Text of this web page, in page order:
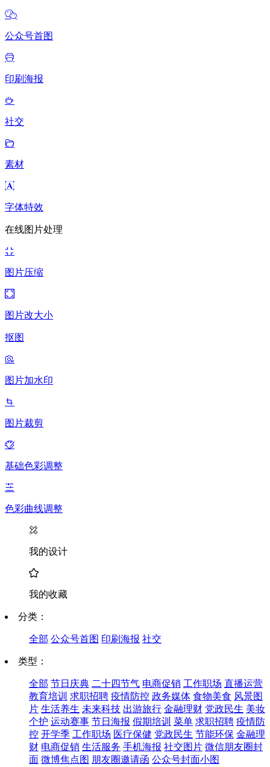
公众号首图
印刷海报
社交
素材
字体特效
在线图片处理
图片压缩
图片改大小
抠图
图片加水印
图片裁剪
基础色彩调整
色彩曲线调整
我的设计
我的收藏
分类：
全部 公众号首图 印刷海报 社交
类型：
全部 节日庆典 二十四节气 电商促销 工作职场 直播运营
教育培训 求职招聘 疫情防控 政务媒体 食物美食 风景图
片 生活养生 未来科技 出游旅行 金融理财 党政民生 美妆
个护 运动赛事 节日海报 假期培训 菜单 求职招聘 疫情防
控 开学季 工作职场 医疗保健 党政民生 节能环保 金融理
财 电商促销 生活服务 手机海报 社交图片 微信朋友圈封
面 微博焦点图 朋友圈邀请函 公众号封面小图